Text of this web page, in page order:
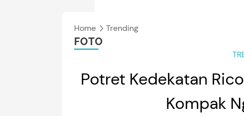
Home Trending
FOTO
Potret Kedekatan
Kompak